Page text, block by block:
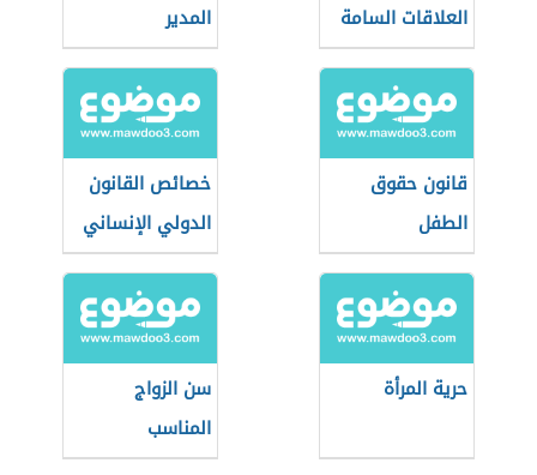
العلاقات السامة
المدير
قانون حقوق
الطفل
خصائص القانون
الدولي الإنساني
حرية المرأة
سن الزواج
المناسب